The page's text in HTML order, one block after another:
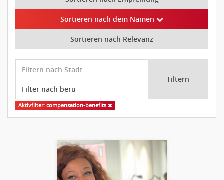
Sortieren nach dem Namen
Sortieren nach Relevanz
Filtern
Aktivfilter: compensation-benefits